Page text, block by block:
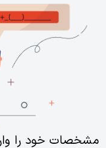
مشخصات خود را